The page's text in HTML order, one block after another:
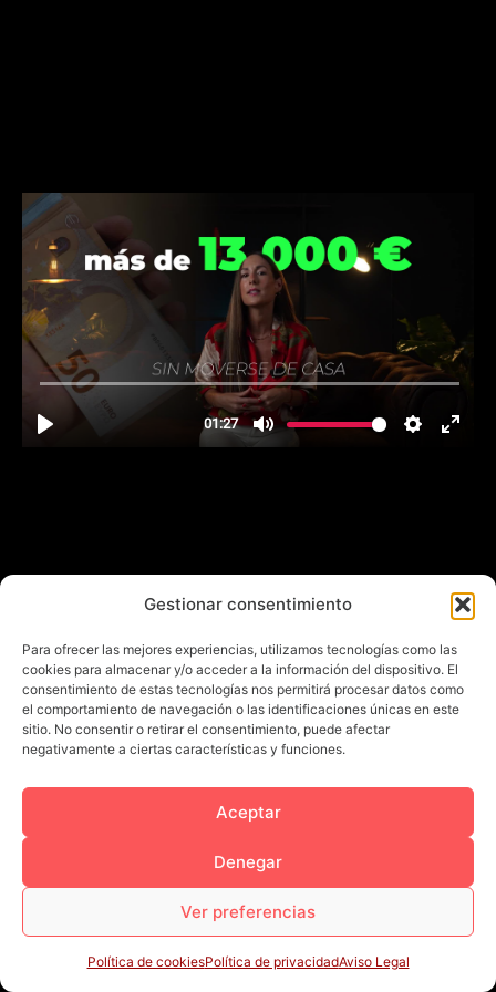
Gestionar consentimiento
Para ofrecer las mejores experiencias, utilizamos tecnologías como las
cookies para almacenar y/o acceder a la información del dispositivo. El
consentimiento de estas tecnologías nos permitirá procesar datos como
el comportamiento de navegación o las identificaciones únicas en este
sitio. No consentir o retirar el consentimiento, puede afectar
negativamente a ciertas características y funciones.
Aceptar
Denegar
Ver preferencias
Política de cookiesPolítica de privacidadAviso Legal